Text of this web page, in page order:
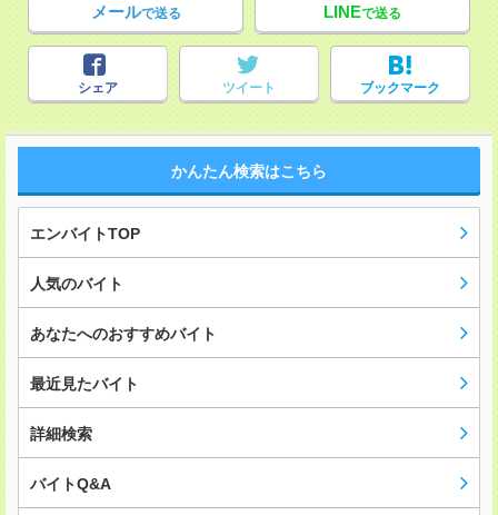
メールで送る LINEで送る
シェア ツイート ブックマーク
かんたん検索はこちら
エンバイトTOP
人気のバイト
あなたへのおすすめバイト
最近見たバイト
詳細検索
バイトQ&A